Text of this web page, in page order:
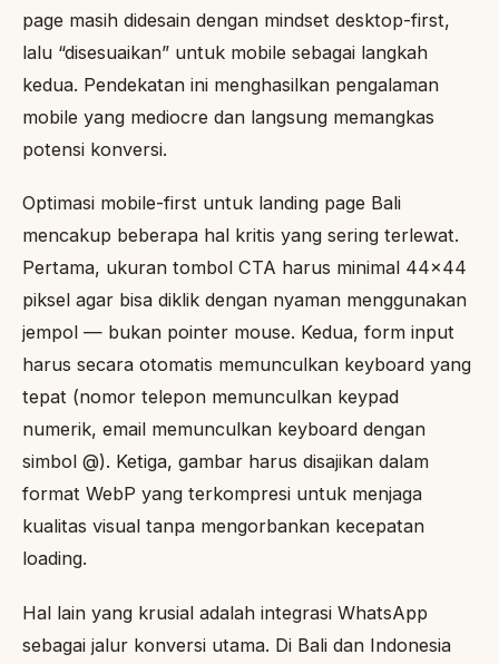
page masih didesain dengan mindset desktop-first,
lalu “disesuaikan” untuk mobile sebagai langkah
kedua. Pendekatan ini menghasilkan pengalaman
mobile yang mediocre dan langsung memangkas
potensi konversi.
Optimasi mobile-first untuk landing page Bali
mencakup beberapa hal kritis yang sering terlewat.
Pertama, ukuran tombol CTA harus minimal 44×44
piksel agar bisa diklik dengan nyaman menggunakan
jempol — bukan pointer mouse. Kedua, form input
harus secara otomatis memunculkan keyboard yang
tepat (nomor telepon memunculkan keypad
numerik, email memunculkan keyboard dengan
simbol @). Ketiga, gambar harus disajikan dalam
format WebP yang terkompresi untuk menjaga
kualitas visual tanpa mengorbankan kecepatan
loading.
Hal lain yang krusial adalah integrasi WhatsApp
sebagai jalur konversi utama. Di Bali dan Indonesia